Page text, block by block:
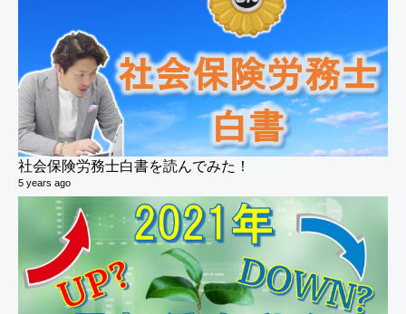
社会保険労務士白書を読んでみた！
5 years ago